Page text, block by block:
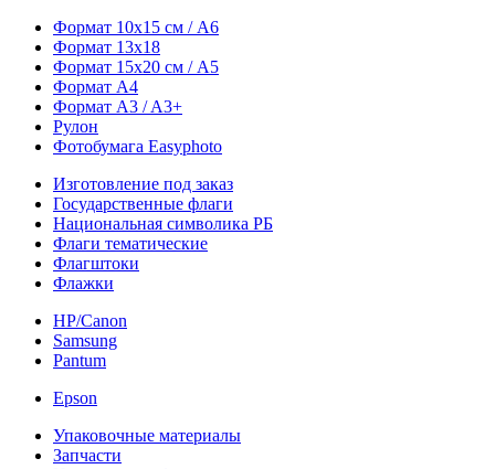
Формат 10х15 см / A6
Формат 13х18
Формат 15х20 см / A5
Формат А4
Формат A3 / A3+
Рулон
Фотобумага Easyphoto
Изготовление под заказ
Государственные флаги
Национальная символика РБ
Флаги тематические
Флагштоки
Флажки
HP/Canon
Samsung
Pantum
Epson
Упаковочные материалы
Запчасти